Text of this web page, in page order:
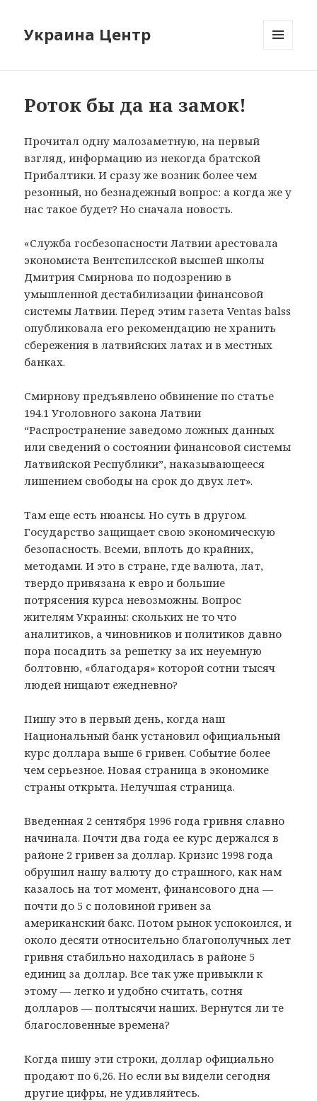
Украина Центр
Роток бы да на замок!
Прочитал одну малозаметную, на первый
взгляд, информацию из некогда братской
Прибалтики. И сразу же возник более чем
резонный, но безнадежный вопрос: а когда же у
нас такое будет? Но сначала новость.
«Служба госбезопасности Латвии арестовала
экономиста Вентспилсской высшей школы
Дмитрия Смирнова по подозрению в
умышленной дестабилизации финансовой
системы Латвии. Перед этим газета Ventas balss
опубликовала его рекомендацию не хранить
сбережения в латвийских латах и в местных
банках.
Смирнову предъявлено обвинение по статье
194.1 Уголовного закона Латвии
“Распространение заведомо ложных данных
или сведений о состоянии финансовой системы
Латвийской Республики”, наказывающееся
лишением свободы на срок до двух лет».
Там еще есть нюансы. Но суть в другом.
Государство защищает свою экономическую
безопасность. Всеми, вплоть до крайних,
методами. И это в стране, где валюта, лат,
твердо привязана к евро и большие
потрясения курса невозможны. Вопрос
жителям Украины: скольких не то что
аналитиков, а чиновников и политиков давно
пора посадить за решетку за их неуемную
болтовню, «благодаря» которой сотни тысяч
людей нищают ежедневно?
Пишу это в первый день, когда наш
Национальный банк установил официальный
курс доллара выше 6 гривен. Событие более
чем серьезное. Новая страница в экономике
страны открыта. Нелучшая страница.
Введенная 2 сентября 1996 года гривня славно
начинала. Почти два года ее курс держался в
районе 2 гривен за доллар. Кризис 1998 года
обрушил нашу валюту до страшного, как нам
казалось на тот момент, финансового дна —
почти до 5 с половиной гривен за
американский бакс. Потом рынок успокоился, и
около десяти относительно благополучных лет
гривня стабильно находилась в районе 5
единиц за доллар. Все так уже привыкли к
этому — легко и удобно считать, сотня
долларов — полтысячи наших. Вернутся ли те
благословенные времена?
Когда пишу эти строки, доллар официально
продают по 6,26. Но если вы видели сегодня
другие цифры, не удивляйтесь.